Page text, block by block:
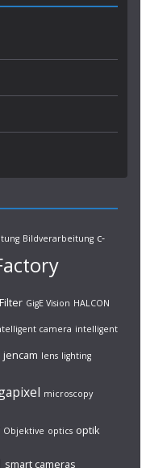
Bildverarbeitung c-
Filter GigE Vision HALCON
camera intelligent
jencam lens lighting
microscopy
Objektive optics optik
smart cameras